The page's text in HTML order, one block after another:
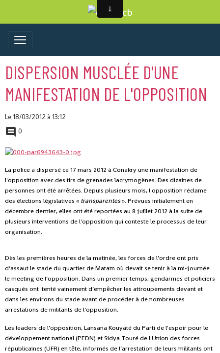
DISPERSION MUSCLÉE D'UNE
MANIFESTATION DE L'OPPOSITION
Le 18/03/2012 à 13:12
0
La police a dispersé ce 17 mars 2012 à Conakry une manifestation de
l'opposition avec des tirs de grenades lacrymogènes. Des dizaines de
personnes ont été arrêtées. Depuis plusieurs mois, l'opposition réclame
des élections législatives « transparentes». Prévues initialement en
décembre dernier, elles ont été reportées au 8 juillet 2012 à la suite de
plusieurs interventions de l'opposition qui conteste le processus de leur
organisation.
Dès les premières heures de la matinée, les forces de l’ordre ont pris
d’assaut le stade du quartier de Matam où devait se tenir à la mi-journée
le meeting de l’opposition. Dans un premier temps, gendarmes et policiers
casqués ont tenté vainement d’empêcher les attroupements devant et
dans les environs du stade avant de procéder à de nombreuses
arrestations de militants de l’opposition.
Les leaders de l’opposition, Lansana Kouyaté du Parti de l'espoir pour le
développement national (PEDN) et Sidya Touré de l'Union des forces
républicaines (UFR) en tête, informés de l’arrestation de leurs militants ont